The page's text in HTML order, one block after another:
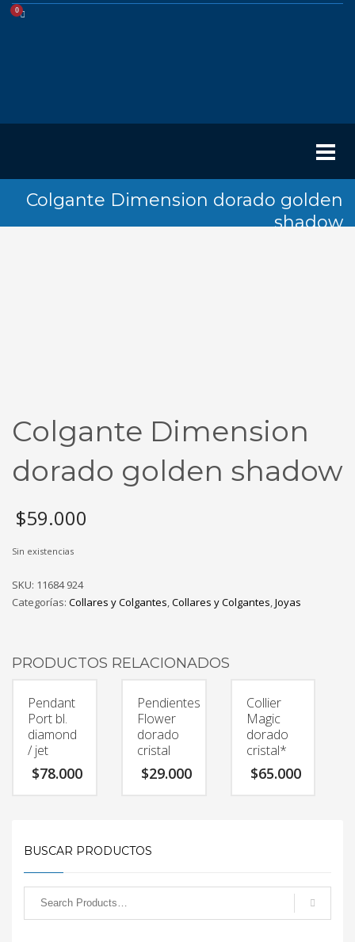
Colgante Dimension dorado golden
shadow
Colgante Dimension
dorado golden shadow
$59.000
Sin existencias
SKU: 11684 924
Categorías: Collares y Colgantes,Collares y Colgantes,Joyas
PRODUCTOS RELACIONADOS
Pendant
Port bl.
diamond
/ jet
$78.000
Pendientes
Flower
dorado
cristal
$29.000
Collier
Magic
dorado
cristal*
$65.000
BUSCAR PRODUCTOS